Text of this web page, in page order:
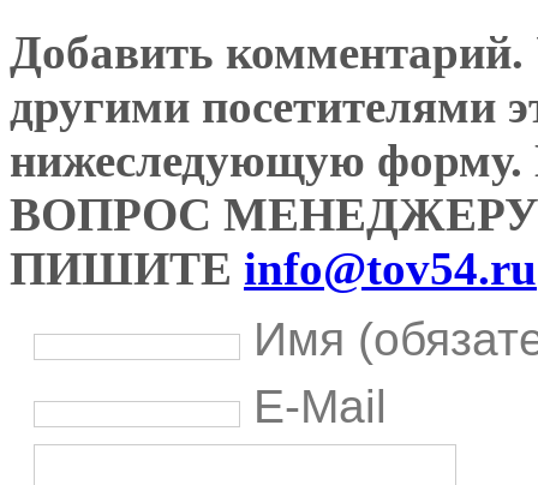
Добавить комментарий.
другими посетителями
нижеследующую
ВОПРОС
ПИШИТЕ info@tov54.ru
Имя
E-Mail